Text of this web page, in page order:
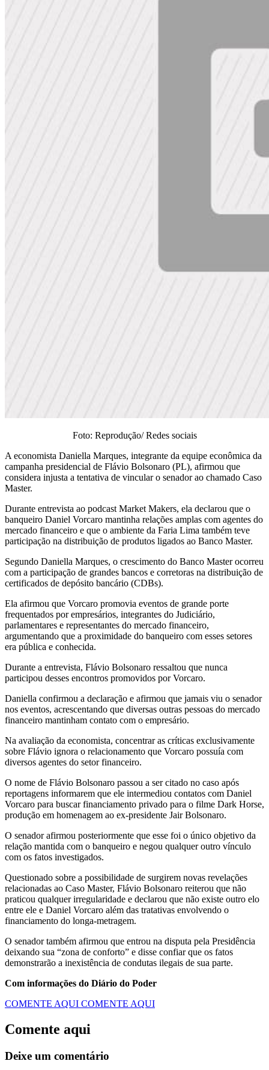
Foto: Reprodução/ Redes sociais
A economista Daniella Marques, integrante da equipe econômica da
campanha presidencial de Flávio Bolsonaro (PL), afirmou que
considera injusta a tentativa de vincular o senador ao chamado Caso
Master.
Durante entrevista ao podcast Market Makers, ela declarou que o
banqueiro Daniel Vorcaro mantinha relações amplas com agentes do
mercado financeiro e que o ambiente da Faria Lima também teve
participação na distribuição de produtos ligados ao Banco Master.
Segundo Daniella Marques, o crescimento do Banco Master ocorreu
com a participação de grandes bancos e corretoras na distribuição de
certificados de depósito bancário (CDBs).
Ela afirmou que Vorcaro promovia eventos de grande porte
frequentados por empresários, integrantes do Judiciário,
parlamentares e representantes do mercado financeiro,
argumentando que a proximidade do banqueiro com esses setores
era pública e conhecida.
Durante a entrevista, Flávio Bolsonaro ressaltou que nunca
participou desses encontros promovidos por Vorcaro.
Daniella confirmou a declaração e afirmou que jamais viu o senador
nos eventos, acrescentando que diversas outras pessoas do mercado
financeiro mantinham contato com o empresário.
Na avaliação da economista, concentrar as críticas exclusivamente
sobre Flávio ignora o relacionamento que Vorcaro possuía com
diversos agentes do setor financeiro.
O nome de Flávio Bolsonaro passou a ser citado no caso após
reportagens informarem que ele intermediou contatos com Daniel
Vorcaro para buscar financiamento privado para o filme Dark Horse,
produção em homenagem ao ex-presidente Jair Bolsonaro.
O senador afirmou posteriormente que esse foi o único objetivo da
relação mantida com o banqueiro e negou qualquer outro vínculo
com os fatos investigados.
Questionado sobre a possibilidade de surgirem novas revelações
relacionadas ao Caso Master, Flávio Bolsonaro reiterou que não
praticou qualquer irregularidade e declarou que não existe outro elo
entre ele e Daniel Vorcaro além das tratativas envolvendo o
financiamento do longa-metragem.
O senador também afirmou que entrou na disputa pela Presidência
deixando sua “zona de conforto” e disse confiar que os fatos
demonstrarão a inexistência de condutas ilegais de sua parte.
Com informações do Diário do Poder
COMENTE AQUI COMENTE AQUI
Comente aqui
Deixe um comentário